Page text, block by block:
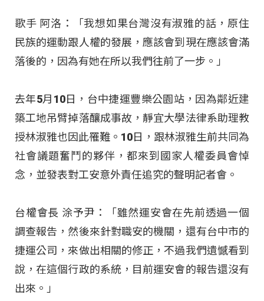
歌手 阿洛：「我想如果台灣沒有淑雅的話，原住
民族的運動跟人權的發展，應該會到現在應該會滿
落後的，因為有她在所以我們往前了一步。」
去年5月10日，台中捷運豐樂公園站，因為鄰近建
築工地吊臂掉落釀成事故，靜宜大學法律系助理教
授林淑雅也因此罹難。10日，跟林淑雅生前共同為
社會議題奮鬥的夥伴，都來到國家人權委員會悼
念，並發表對工安意外責任追究的聲明記者會。
台權會長 涂予尹：「雖然運安會在先前透過一個
調查報告，然後來針對職安的機關，還有台中市的
捷運公司，來做出相關的修正，不過我們遺憾看到
說，在這個行政的系統，目前運安會的報告還沒有
出來。」